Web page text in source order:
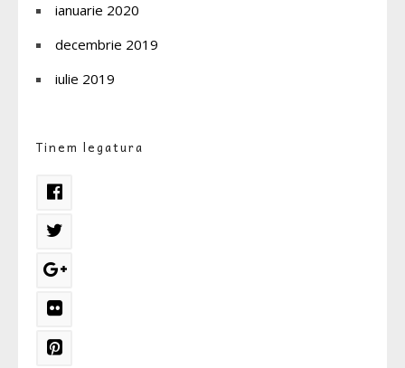
ianuarie 2020
decembrie 2019
iulie 2019
Tinem legatura